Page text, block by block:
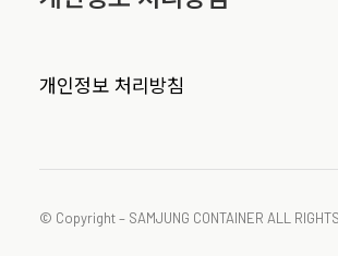
개인정보 처리방침
© Copyright – SAMJUNG CONTAINER ALL